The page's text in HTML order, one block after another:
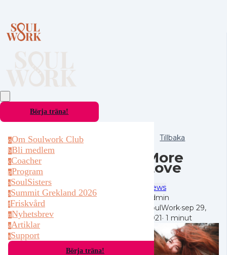
Börja träna!
oOm Soulwork Club
bBli medlem
cCoacher
pProgram
sSoulSisters
sSummit Grekland 2026
fFriskvård
nNyhetsbrev
aArtiklar
sSupport
Börja träna!
Tillbaka
More
Love
News
Admin
SoulWork·sep 29,
2021· 1 minut